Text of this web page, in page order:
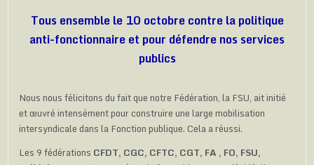
Tous ensemble le 10 octobre contre la politique
anti-fonctionnaire et pour défendre nos services
publics
Nous nous félicitons du fait que notre Fédération, la FSU, ait initié
et œuvré intensément pour construire une large mobilisation
intersyndicale dans la Fonction publique. Cela a réussi.
Les 9 fédérations CFDT, CGC, CFTC, CGT, FA , FO, FSU,